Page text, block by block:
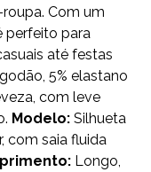
Com um
perfeito para
até festas
5% elastano
com leve
Modelo: Silhueta
com saia fluida
Longo,